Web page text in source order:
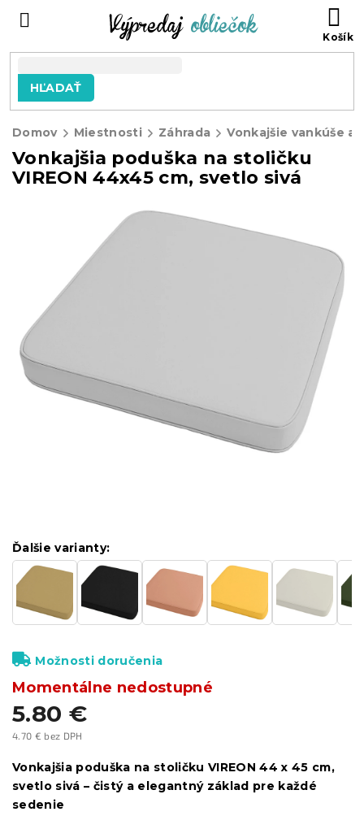
HĽADAŤ
Domov Miestnosti Záhrada Vonkajšie vankúše a
Vonkajšia poduška na stoličku
VIREON 44x45 cm, svetlo sivá
5.80 €
4.70 € bez DPH
cena:
Momentálne nedostupné
Ďalšie varianty:
Možnosti doručenia
Vonkajšia poduška na stoličku VIREON 44 x 45 cm,
svetlo sivá – čistý a elegantný základ pre každé
sedenie